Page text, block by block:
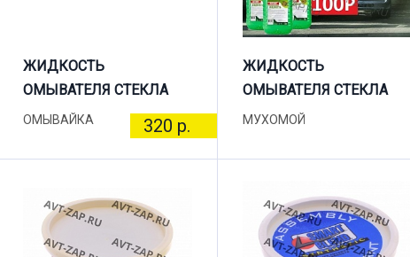
ЖИДКОСТЬ
ОМЫВАТЕЛЯ СТЕКЛА
ОМЫВАЙКА 320 р.
ЖИДКОСТЬ
ОМЫВАТЕЛЯ СТЕКЛА
МУХОМОЙ